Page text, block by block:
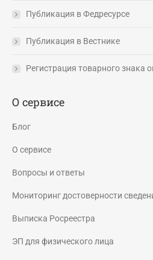
Публикация в Федресурсе
Публикация в Вестнике
Регистрация товарного знака
О сервисе
Блог
О сервисе
Вопросы и ответы
Мониторинг достоверности
Выписка Росреестра
ЭП для физического лица